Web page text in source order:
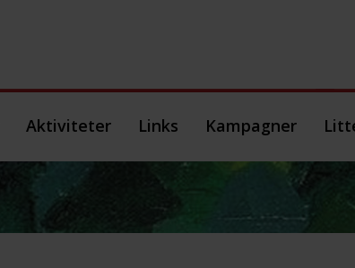
Aktiviteter Links Kampagner